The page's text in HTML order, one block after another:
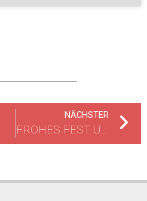
NÄCHSTER
FROHES FEST UND GUTEN RUTSCH